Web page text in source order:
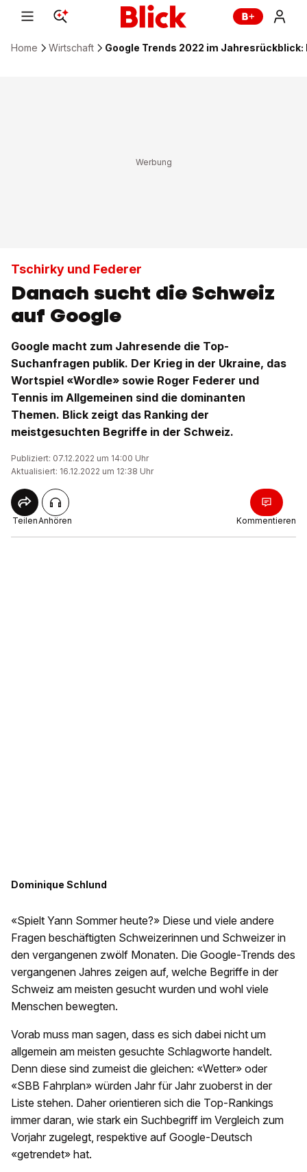
Home Wirtschaft Google Trends 2022 im
Tschirky und Federer
Danach sucht die Schweiz
auf Google
Google macht zum Jahresende die Top-
Suchanfragen publik. Der Krieg in der Ukraine, das
Wortspiel «Wordle» sowie Roger Federer und
Tennis im Allgemeinen sind die dominanten
Themen. Blick zeigt das Ranking der
meistgesuchten Begriffe in der Schweiz.
Publiziert: 07.12.2022 um 14:00 Uhr
Aktualisiert: 16.12.2022 um 12:38 Uhr
TeilenAnhören Kommentieren
Dominique Schlund
«Spielt Yann Sommer heute?» Diese und viele andere
Fragen beschäftigten Schweizerinnen und Schweizer in
den vergangenen zwölf Monaten. Die Google-Trends des
vergangenen Jahres zeigen auf, welche Begriffe in der
Schweiz am meisten gesucht wurden und wohl viele
Menschen bewegten.
Vorab muss man sagen, dass es sich dabei nicht um
allgemein am meisten gesuchte Schlagworte handelt.
Denn diese sind zumeist die gleichen: «Wetter» oder
«SBB Fahrplan» würden Jahr für Jahr zuoberst in der
Liste stehen. Daher orientieren sich die Top-Rankings
immer daran, wie stark ein Suchbegriff im Vergleich zum
Vorjahr zugelegt, respektive auf Google-Deutsch
«getrendet» hat.